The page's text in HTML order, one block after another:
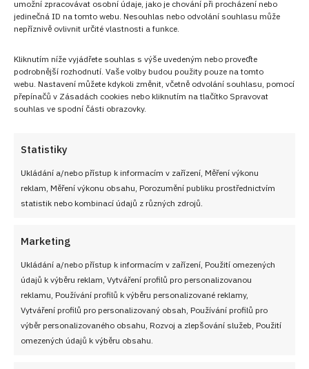
umožní zpracovávat osobní údaje, jako je chování při procházení nebo
jedinečná ID na tomto webu. Nesouhlas nebo odvolání souhlasu může
nepříznivě ovlivnit určité vlastnosti a funkce.
Kliknutím níže vyjádřete souhlas s výše uvedeným nebo proveďte
podrobnější rozhodnutí. Vaše volby budou použity pouze na tomto
webu. Nastavení můžete kdykoli změnit, včetně odvolání souhlasu, pomocí
přepínačů v Zásadách cookies nebo kliknutím na tlačítko Spravovat
souhlas ve spodní části obrazovky.
Statistiky
Ukládání a/nebo přístup k informacím v zařízení, Měření výkonu
reklam, Měření výkonu obsahu, Porozumění publiku prostřednictvím
statistik nebo kombinací údajů z různých zdrojů.
Marketing
Ukládání a/nebo přístup k informacím v zařízení, Použití omezených
údajů k výběru reklam, Vytváření profilů pro personalizovanou
reklamu, Používání profilů k výběru personalizované reklamy,
Vytváření profilů pro personalizovaný obsah, Používání profilů pro
výběr personalizovaného obsahu, Rozvoj a zlepšování služeb, Použití
omezených údajů k výběru obsahu.